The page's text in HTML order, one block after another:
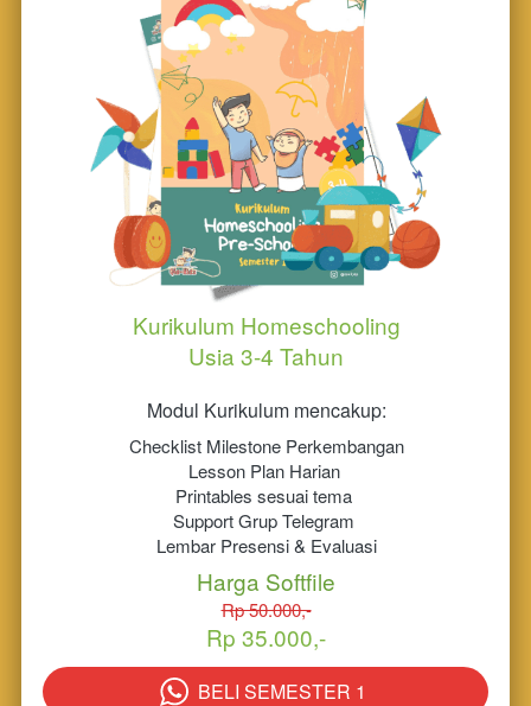
Kurikulum Homeschooling
Usia 3-4 Tahun
Modul Kurikulum mencakup:
Checklist Milestone Perkembangan
Lesson Plan Harian
Printables sesuai tema
Support Grup Telegram
Lembar Presensi & Evaluasi
Harga Softfile
Rp 50.000,-
Rp 35.000,-
` BELI SEMESTER 1